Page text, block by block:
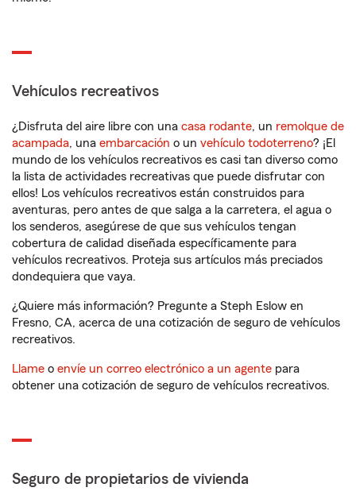
Vehículos recreativos
¿Disfruta del aire libre con una casa rodante, un remolque de
acampada, una embarcación o un vehículo todoterreno? ¡El
mundo de los vehículos recreativos es casi tan diverso como
la lista de actividades recreativas que puede disfrutar con
ellos! Los vehículos recreativos están construidos para
aventuras, pero antes de que salga a la carretera, el agua o
los senderos, asegúrese de que sus vehículos tengan
cobertura de calidad diseñada específicamente para
vehículos recreativos. Proteja sus artículos más preciados
dondequiera que vaya.
¿Quiere más información? Pregunte a Steph Eslow en
Fresno, CA, acerca de una cotización de seguro de vehículos
recreativos.
Llame o envíe un correo electrónico a un agente para
obtener una cotización de seguro de vehículos recreativos.
Seguro de propietarios de vivienda